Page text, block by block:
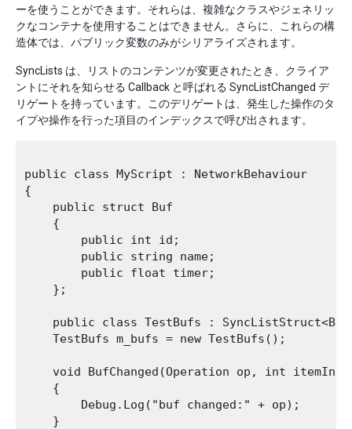
ーを使うことができます。それらは、複雑なクラスやジェネリッ
クなコンテナを使用することはできません。さらに、これらの構
造体では、パブリック変数のみがシリアライズされます。
SyncLists は、リストのコンテンツが変更されたとき、クライア
ントにそれを知らせる Callback と呼ばれる SyncListChanged デ
リゲートを持っています。このデリゲートは、発生した操作のタ
イプや操作を行った項目のインデックスで呼び出されます。
public class MyScript : NetworkBehaviour
{
    public struct Buf
    {
        public int id;
        public string name;
        public float timer;
    };
public class TestBufs :
    TestBufs m_bufs = new TestBufs();
void BufChanged(Operation op, int
    {
        Debug.Log("buf changed:" + op);
    }